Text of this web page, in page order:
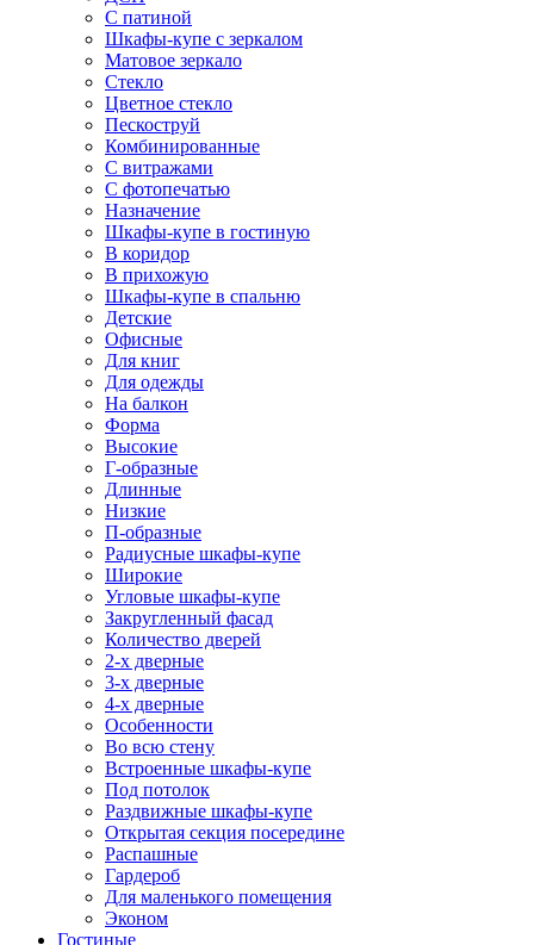
С патиной
Шкафы-купе с зеркалом
Матовое зеркало
Стекло
Цветное стекло
Пескоструй
Комбинированные
С витражами
С фотопечатью
Назначение
Шкафы-купе в гостиную
В коридор
В прихожую
Шкафы-купе в спальню
Детские
Офисные
Для книг
Для одежды
На балкон
Форма
Высокие
Г-образные
Длинные
Низкие
П-образные
Радиусные шкафы-купе
Широкие
Угловые шкафы-купе
Закругленный фасад
Количество дверей
2-х дверные
3-х дверные
4-х дверные
Особенности
Во всю стену
Встроенные шкафы-купе
Под потолок
Раздвижные шкафы-купе
Открытая секция посередине
Распашные
Гардероб
Для маленького помещения
Эконом
Гостиные